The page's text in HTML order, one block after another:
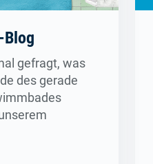
Blog
gefragt, was
des gerade